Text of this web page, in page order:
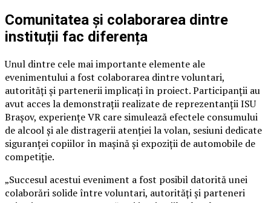
Comunitatea și colaborarea dintre
instituții fac diferența
Unul dintre cele mai importante elemente ale
evenimentului a fost colaborarea dintre voluntari,
autorități și partenerii implicați în proiect. Participanții au
avut acces la demonstrații realizate de reprezentanții ISU
Brașov, experiențe VR care simulează efectele consumului
de alcool și ale distragerii atenției la volan, sesiuni dedicate
siguranței copiilor în mașină și expoziții de automobile de
competiție.
„Succesul acestui eveniment a fost posibil datorită unei
colaborări solide între voluntari, autorități și parteneri